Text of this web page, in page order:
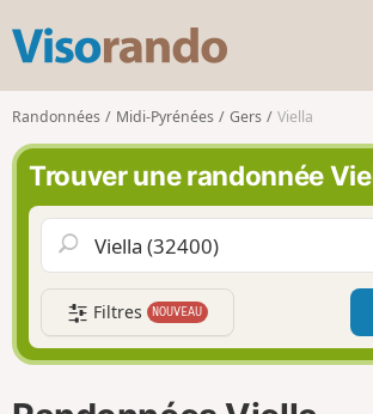
s
o
r
n
d
Randonnées Midi-Pyrénées Gers Viella
Trouver une randonnée
Filtres NOUVEAU